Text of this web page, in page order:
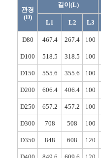
관경
(D)
길이(L)
L1 L2 L3
D80 467.4 267.4 100
D100 518.5 318.5 100
D150 555.6 355.6 100
D200 606.4 406.4 100
D250 657.2 457.2 100
D300 708 508 100
D350 848 608 120